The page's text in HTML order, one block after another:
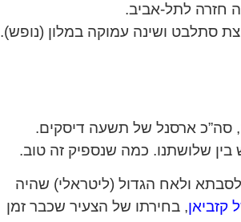
חזרה לתל-אביב.
סתלבט ושינה עמוקה במלון (נופש).
סה”כ ארסנל של תשעה דיסקים.
שלושתנו. כמה שנספיק זה טוב.
ולאח הגדול (ליטראלי) שהיה
קזביאן, בחירתו של הצעיר שכבר זמן